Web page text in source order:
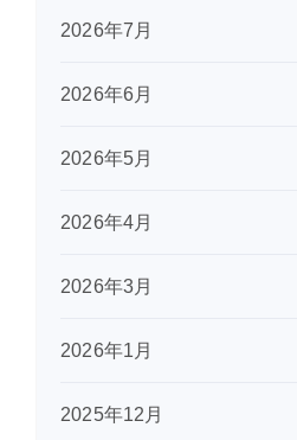
2026年7月
2026年6月
2026年5月
2026年4月
2026年3月
2026年1月
2025年12月